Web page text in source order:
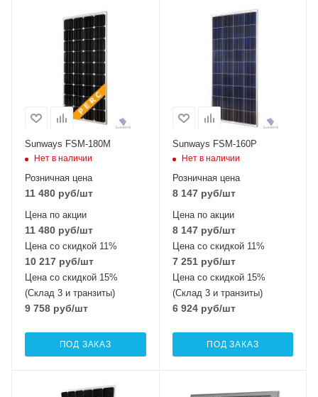
Тип элемента
монокристаллический
Sunways FSM-180M
Нет в наличии
Розничная цена
11 480 руб/шт
Цена по акции
11 480 руб/шт
Цена со скидкой 11%
10 217 руб/шт
Цена со скидкой 15%
(Склад 3 и транзиты)
9 758 руб/шт
ПОД ЗАКАЗ
Тип элемента
поликристаллический
Sunways FSM-160P
Нет в наличии
Розничная цена
8 147руб/шт
Цена по акции
8 147руб/шт
Цена со скидкой 11%
7 251руб/шт
Цена со скидкой 15%
(Склад 3 и транзиты)
6 924руб/шт
ПОД ЗАКАЗ
Тип элемента